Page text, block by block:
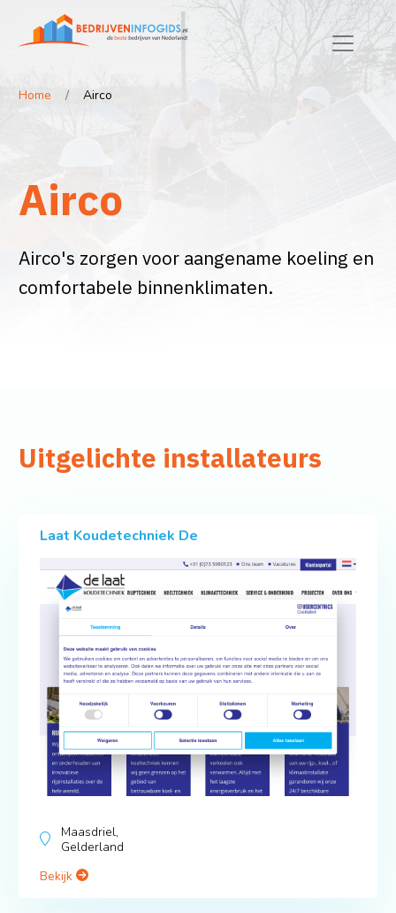
Home Airco
Airco
Airco's zorgen voor aangename koeling en
comfortabele binnenklimaten.
Uitgelichte installateurs
Laat Koudetechniek De
Maasdriel,
Gelderland
Bekijk